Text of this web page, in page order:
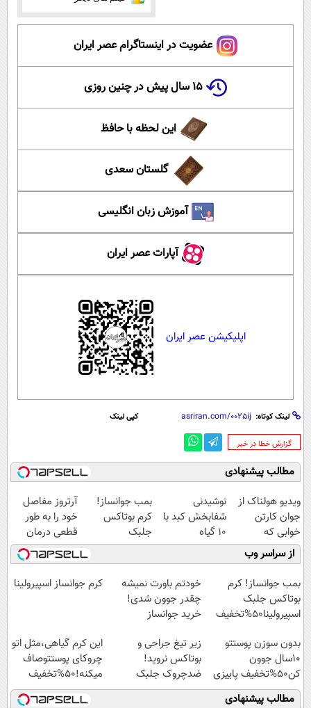
عضویت در اینستاگرام عصر ایران
۱۵ سال پیش در چنین روزی
این لحظه با حافظ
گلستان سعدی
آموزش زبان انگلیسی
آپارات عصر ایران
اپلیکیشن عصر ایران
لینک کوتاه: کپی لینک
‌گزارش خطا در خبر
مطالب پیشنهادی
ویدیو هولناک از
جوان کارتن
خوابی که
میلیاردر شد.
آموزش رایگان
نوشیدنی
شفابخش کبد با
10 گیاه
موثر(تخفیف تا
امشب)
بمب جوانساز!
کرم بوتاکس
جلبک
اسپیرولینا50%تخفیف
آرتروز مفاصل
خود را به طور
قطعی درمان
کنید!
◗پرسش‌نامه◖
از سراسر وب
بمب جوانساز! کرم
بوتاکس جلبک
اسپیرولینا50%تخفیف
خودتم باورت نمیشه
چقدر جوون شدی!
خرید جوانساز
ویژه
کرم جوانساز اسپیرولینا
بدون سوزن پوستتو
10سال جوون
کن50%تخفیف پاییزی
زیر تیغ جراحی و
بوتاکس نروید!
ضدچروک جلبک
با40%تخفیف
این کرم گیاهی،مثل اتو
چروکای پوستتوصاف
میکنه!50%تخفیف
مطالب پیشنهادی